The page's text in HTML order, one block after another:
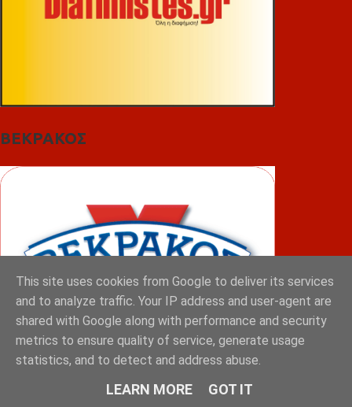
ΒΕΚΡΑΚΟΣ
This site uses cookies from Google to deliver its services
and to analyze traffic. Your IP address and user-agent are
shared with Google along with performance and security
metrics to ensure quality of service, generate usage
statistics, and to detect and address abuse.
LEARN MORE GOT IT